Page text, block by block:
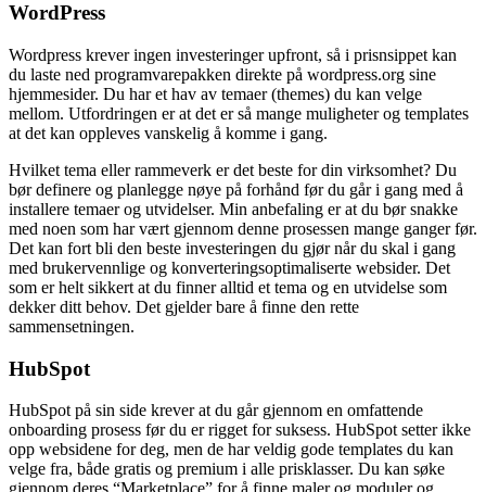
WordPress
Wordpress krever ingen investeringer upfront, så i prisnsippet kan
du laste ned programvarepakken direkte på wordpress.org sine
hjemmesider. Du har et hav av temaer (themes) du kan velge
mellom. Utfordringen er at det er så mange muligheter og templates
at det kan oppleves vanskelig å komme i gang.
Hvilket tema eller rammeverk er det beste for din virksomhet? Du
bør definere og planlegge nøye på forhånd før du går i gang med å
installere temaer og utvidelser. Min anbefaling er at du bør snakke
med noen som har vært gjennom denne prosessen mange ganger før.
Det kan fort bli den beste investeringen du gjør når du skal i gang
med brukervennlige og konverteringsoptimaliserte websider. Det
som er helt sikkert at du finner alltid et tema og en utvidelse som
dekker ditt behov. Det gjelder bare å finne den rette
sammensetningen.
HubSpot
HubSpot på sin side krever at du går gjennom en omfattende
onboarding prosess før du er rigget for suksess. HubSpot setter ikke
opp websidene for deg, men de har veldig gode templates du kan
velge fra, både gratis og premium i alle prisklasser. Du kan søke